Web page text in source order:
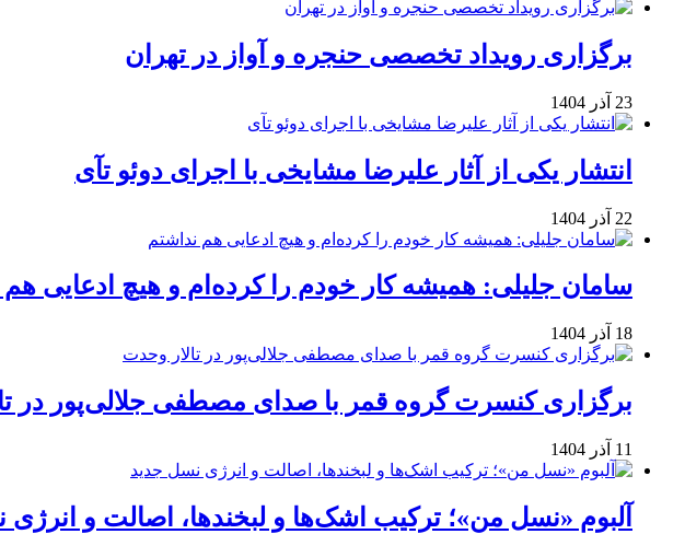
برگزاری رویداد تخصصی حنجره و آواز در تهران
23 آذر 1404
انتشار یکی از آثار علیرضا مشایخی با اجرای دوئو تآی
22 آذر 1404
سامان جلیلی: همیشه کار خودم را کرده‌ام و هیچ ادعایی هم
18 آذر 1404
برگزاری کنسرت گروه قمر با صدای مصطفی جلالی‌پور در
11 آذر 1404
آلبوم «نسل من»؛ ترکیب اشک‌ها و لبخندها، اصالت و